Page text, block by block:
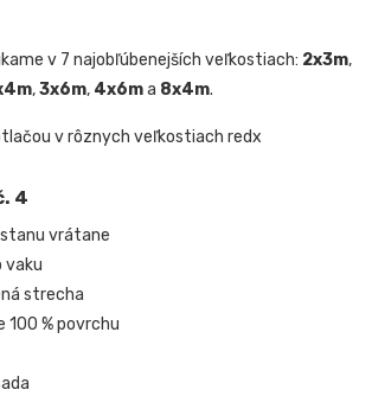
v 7 najobľúbenejších veľkostiach: 2x3m,
,3x6m, 4x6ma 8x4m.
4
vrátane
vaku
strecha
100 % povrchu